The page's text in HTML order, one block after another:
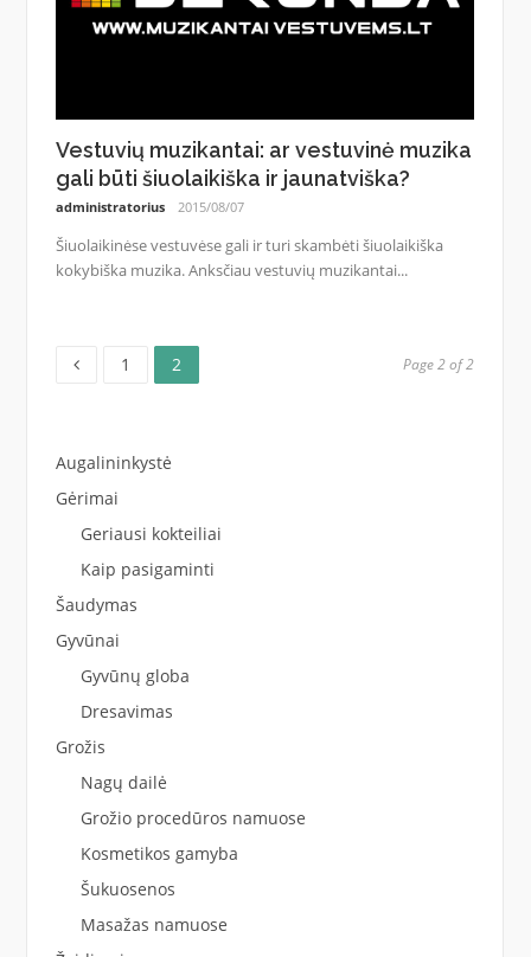
Vestuvių muzikantai: ar vestuvinė muzika
gali būti šiuolaikiška ir jaunatviška?
administratorius 2015/08/07
Šiuolaikinėse vestuvėse gali ir turi skambėti šiuolaikiška
kokybiška muzika. Anksčiau vestuvių muzikantai...
PostsPage
1 Page
2 Page 2 of 2
Augalininkystė
Gėrimai
Geriausi kokteiliai
Kaip pasigaminti
Šaudymas
Gyvūnai
Gyvūnų globa
Dresavimas
Grožis
Nagų dailė
Grožio procedūros namuose
Kosmetikos gamyba
Šukuosenos
Masažas namuose